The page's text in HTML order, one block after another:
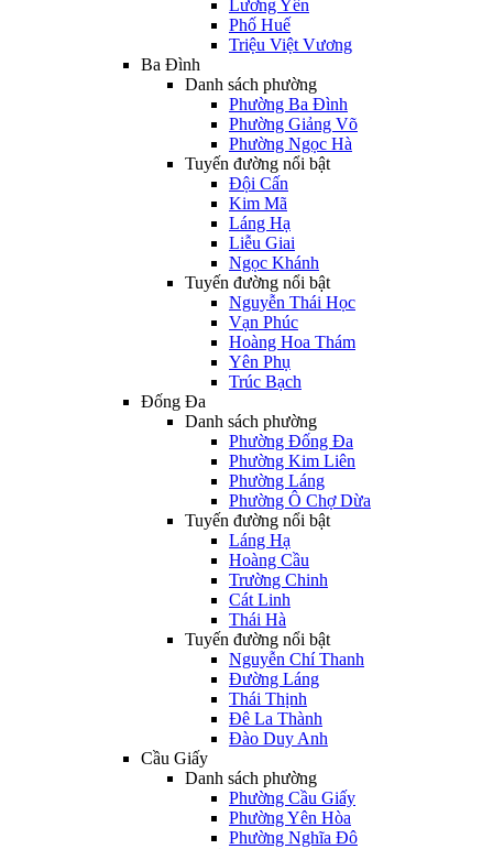
Lương Yên
Phố Huế
Triệu Việt Vương
Ba Đình
Danh sách phường
Phường Ba Đình
Phường Giảng Võ
Phường Ngọc Hà
Tuyến đường nổi bật
Đội Cấn
Kim Mã
Láng Hạ
Liễu Giai
Ngọc Khánh
Tuyến đường nổi bật
Nguyễn Thái Học
Vạn Phúc
Hoàng Hoa Thám
Yên Phụ
Trúc Bạch
Đống Đa
Danh sách phường
Phường Đống Đa
Phường Kim Liên
Phường Láng
Phường Ô Chợ Dừa
Tuyến đường nổi bật
Láng Hạ
Hoàng Cầu
Trường Chinh
Cát Linh
Thái Hà
Tuyến đường nổi bật
Nguyễn Chí Thanh
Đường Láng
Thái Thịnh
Đê La Thành
Đào Duy Anh
Cầu Giấy
Danh sách phường
Phường Cầu Giấy
Phường Yên Hòa
Phường Nghĩa Đô